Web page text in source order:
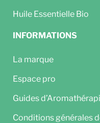
Huile Essentielle Bio
INFORMATIONS
La marque
Espace pro
Guides
Conditions générales